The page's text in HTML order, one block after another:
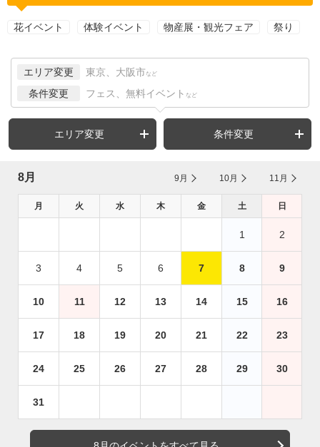
花イベント 体験イベント 物産展・観光フェア 祭り
エリア変更 東京、大阪市 など
条件変更 フェス、無料イベント など
エリア変更 条件変更
8月 9月 10月 11月
月 火 水 木 金 土 日
1 2
3 4 5 6 7 8 9
10 11 12 13 14 15 16
17 18 19 20 21 22 23
24 25 26 27 28 29 30
31